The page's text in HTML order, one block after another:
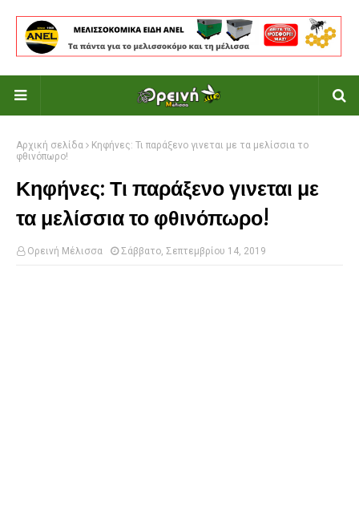
Αρχική σελίδα
Κηφήνες: Τι παράξενο γινεται με τα μελίσσια το
φθινόπωρο!
Κηφήνες: Τι παράξενο γινεται με
τα μελίσσια το φθινόπωρο!
Ορεινή Μέλισσα Σάββατο, Σεπτεμβρίου 14, 2019